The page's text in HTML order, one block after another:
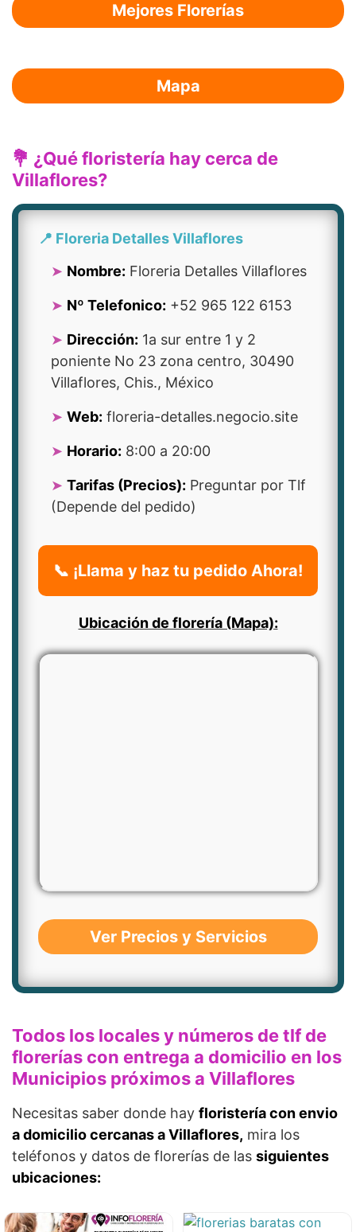
Mejores Florerías
Mapa
💐 ¿Qué floristería hay cerca de
Villaflores?
📍 Floreria Detalles Villaflores
Nombre: Floreria Detalles Villaflores
Nº Telefonico: +52 965 122 6153
Dirección: 1a sur entre 1 y 2
poniente No 23 zona centro, 30490
Villaflores, Chis., México
Web: floreria-detalles.negocio.site
Horario: 8:00 a 20:00
Tarifas (Precios): Preguntar por Tlf
(Depende del pedido)
📞 ¡Llama y haz tu pedido Ahora!
Ubicación de florería (Mapa):
Ver Precios y Servicios
Todos los locales y números de tlf de
florerías con entrega a domicilio en los
Municipios próximos a Villaflores
Necesitas saber donde hay floristería con envio
a domicilio cercanas a Villaflores, mira los
teléfonos y datos de florerías de las siguientes
ubicaciones: